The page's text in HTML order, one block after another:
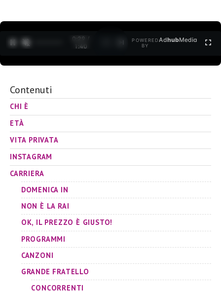
0:30 /
1:40
POWERED
BY
AdhubMedia
Contenuti
CHI È
ETÀ
VITA PRIVATA
INSTAGRAM
CARRIERA
DOMENICA IN
NON È LA RAI
OK, IL PREZZO È GIUSTO!
PROGRAMMI
CANZONI
GRANDE FRATELLO
CONCORRENTI